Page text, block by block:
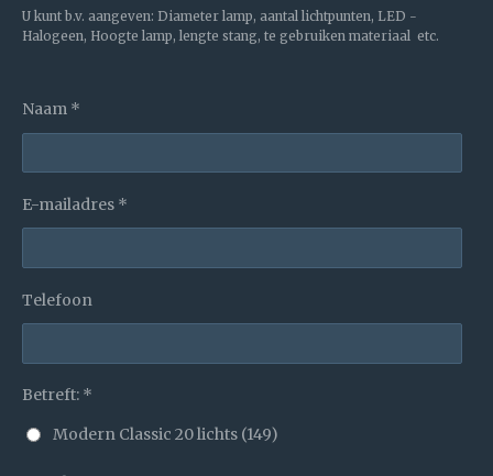
U kunt b.v. aangeven: Diameter lamp, aantal lichtpunten, LED -
Halogeen, Hoogte lamp, lengte stang, te gebruiken materiaal etc.
Naam *
E-mailadres *
Telefoon
Betreft: *
Modern Classic 20 lichts (149)